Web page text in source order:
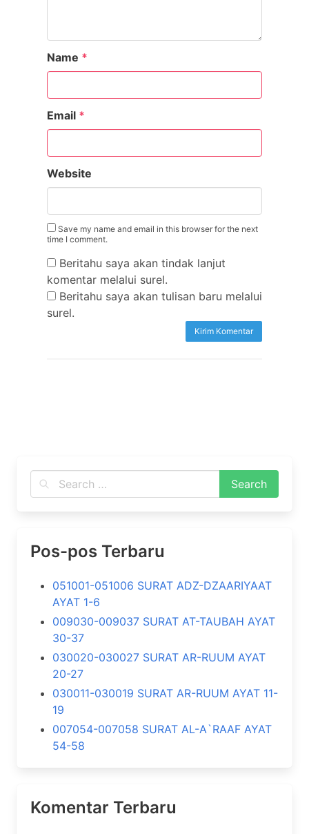
Name *
Email *
Website
Save my name and email in this browser for the next
time I comment.
Beritahu saya akan tindak lanjut
komentar melalui surel.
Beritahu saya akan tulisan baru melalui
surel.
Pos-pos Terbaru
051001-051006 SURAT ADZ-DZAARIYAAT
AYAT 1-6
009030-009037 SURAT AT-TAUBAH AYAT
30-37
030020-030027 SURAT AR-RUUM AYAT
20-27
030011-030019 SURAT AR-RUUM AYAT 11-
19
007054-007058 SURAT AL-A`RAAF AYAT
54-58
Komentar Terbaru